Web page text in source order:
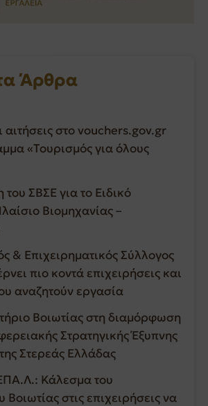
Άρθρα
αιτήσεις στο vouchers.gov.gr
«Τουρισμός για όλους
ΣΒΣΕ για το Ειδικό
Βιομηχανίας –
& Επιχειρηματικός Σύλλογος
πιο κοντά επιχειρήσεις και
αναζητούν εργασία
Βοιωτίας στη διαμόρφωση
Στρατηγικής Έξυπνης
Στερεάς Ελλάδας
Κάλεσμα του
Βοιωτίας στις επιχειρήσεις να